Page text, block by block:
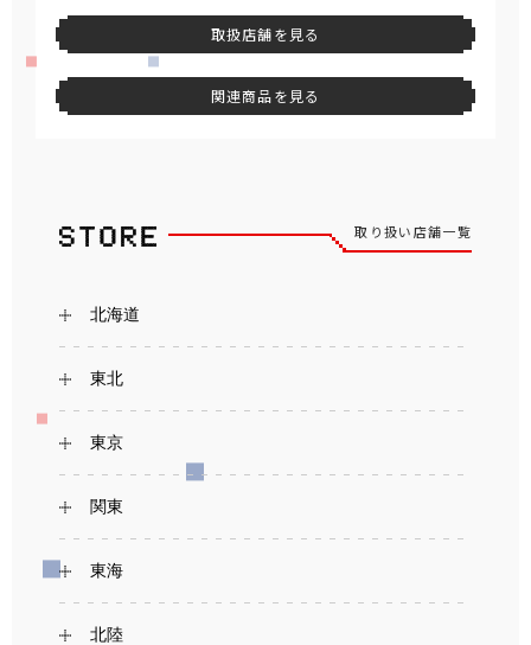
取扱店舗を見る
関連商品を見る
取り扱い店舗一覧
北海道
東北
東京
関東
東海
北陸